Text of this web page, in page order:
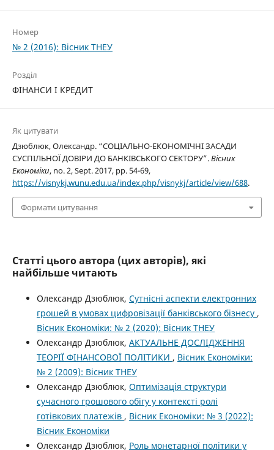
Номер
№ 2 (2016): Вісник ТНЕУ
Розділ
ФІНАНСИ І КРЕДИТ
Як цитувати
Дзюблюк, Олександр. “СОЦІАЛЬНО-ЕКОНОМІЧНІ ЗАСАДИ
СУСПІЛЬНОЇ ДОВІРИ ДО БАНКІВСЬКОГО СЕКТОРУ”.Вісник
Економіки, no. 2, Sept. 2017, pp. 54-69,
https://visnykj.wunu.edu.ua/index.php/visnykj/article/view/688.
Формати цитування
Статті цього автора (цих авторів), які
найбільше читають
Олександр Дзюблюк, Сутнісні аспекти електронних
грошей в умовах цифровізації банківського бізнесу ,
Вісник Економіки: № 2 (2020): Вісник ТНЕУ
Олександр Дзюблюк, АКТУАЛЬНЕ ДОСЛІДЖЕННЯ
ТЕОРІЇ ФІНАНСОВОЇ ПОЛІТИКИ , Вісник Економіки:
№ 2 (2009): Вісник ТНЕУ
Олександр Дзюблюк, Оптимізація структури
сучасного грошового обігу у контексті ролі
готівкових платежів , Вісник Економіки: № 3 (2022):
Вісник Економіки
Олександр Дзюблюк, Роль монетарної політики у